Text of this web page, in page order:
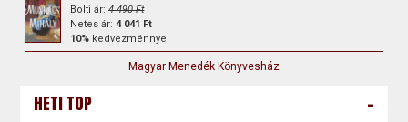
Bolti ár:4 490 Ft
Netes ár:4 041 Ft
10% kedvezménnyel
Magyar Menedék Könyvesház
HETI TOP -